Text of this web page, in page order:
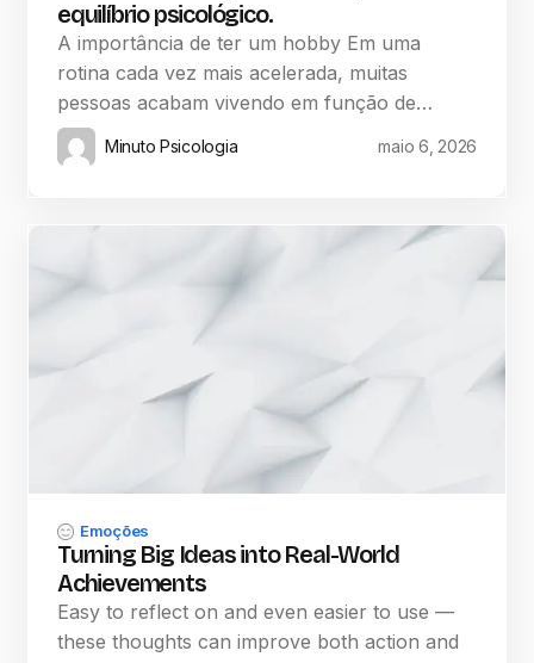
equilíbrio psicológico.
A importância de ter um hobby Em uma
rotina cada vez mais acelerada, muitas
pessoas acabam vivendo em função de…
Minuto Psicologia maio 6, 2026
Emoções
Turning Big Ideas into Real-World
Achievements
Easy to reflect on and even easier to use —
these thoughts can improve both action and